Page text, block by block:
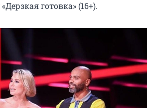
готовка» (16+).